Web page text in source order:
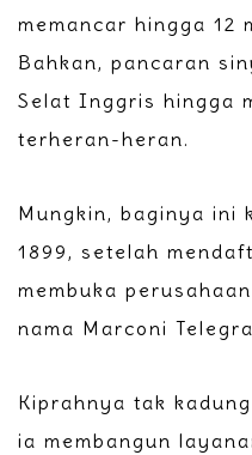
memancar hingga 12
Bahkan, pancaran
Selat Inggris hingga
terheran-heran.
Mungkin, baginya ini
1899, setelah
membuka
nama Marconi
Kiprahnya tak
ia membangun